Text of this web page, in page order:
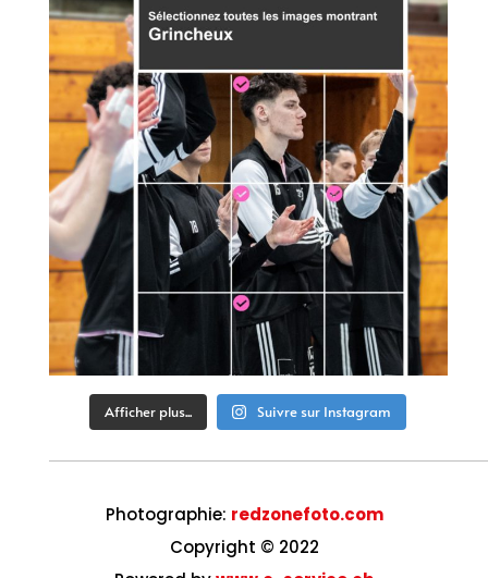
Afficher plus... Suivre sur Instagram
Photographie: redzonefoto.com
Copyright © 2022